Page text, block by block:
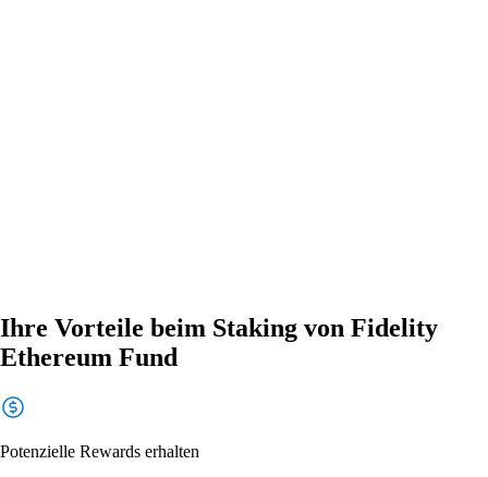
Ihre Vorteile beim Staking von Fidelity
Ethereum Fund
Potenzielle Rewards erhalten